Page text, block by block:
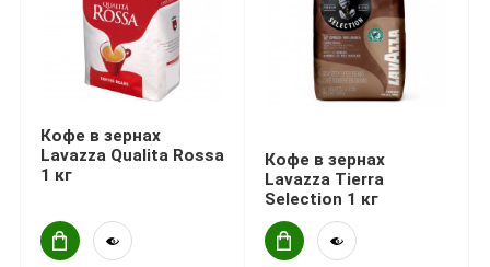
Кофе в зернах
Lavazza Qualita Rossa
1 кг
Кофе в зернах
Lavazza Tierra
Selection 1 кг